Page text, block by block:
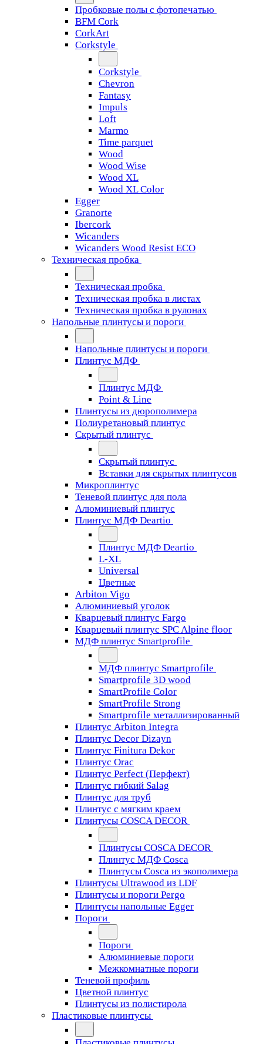
Пробковые полы с фотопечатью
BFM Cork
CorkArt
Corkstyle
Corkstyle
Chevron
Fantasy
Impuls
Loft
Marmo
Time parquet
Wood
Wood Wise
Wood XL
Wood XL Color
Egger
Granorte
Ibercork
Wicanders
Wicanders Wood Resist ECO
Техническая пробка
Техническая пробка
Техническая пробка в листах
Техническая пробка в рулонах
Напольные плинтусы и пороги
Напольные плинтусы и пороги
Плинтус МДФ
Плинтус МДФ
Point & Line
Плинтусы из дюрополимера
Полиуретановый плинтус
Скрытый плинтус
Скрытый плинтус
Вставки для скрытых плинтусов
Микроплинтус
Теневой плинтус для пола
Алюминиевый плинтус
Плинтус МДФ Deartio
Плинтус МДФ Deartio
L-XL
Universal
Цветные
Arbiton Vigo
Алюминиевый уголок
Кварцевый плинтус Fargo
Кварцевый плинтус SPC Alpine floor
МДФ плинтус Smartprofile
МДФ плинтус Smartprofile
Smartprofile 3D wood
SmartProfile Color
SmartProfile Strong
Smartprofile металлизированный
Плинтус Arbiton Integra
Плинтус Decor Dizayn
Плинтус Finitura Dekor
Плинтус Orac
Плинтус Perfect (Перфект)
Плинтус гибкий Salag
Плинтус для труб
Плинтус с мягким краем
Плинтусы COSCA DECOR
Плинтусы COSCA DECOR
Плинтус МДФ Cosca
Плинтусы Cosca из экополимера
Плинтусы Ultrawood из LDF
Плинтусы и пороги Pergo
Плинтусы напольные Egger
Пороги
Пороги
Алюминиевые пороги
Межкомнатные пороги
Теневой профиль
Цветной плинтус
Плинтусы из полистирола
Пластиковые плинтусы